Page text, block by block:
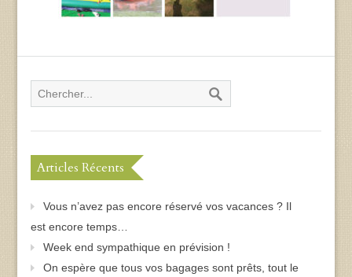
Articles Récents
Vous n’avez pas encore réservé vos vacances ? Il
est encore temps…
Week end sympathique en prévision !
On espère que tous vos bagages sont prêts, tout le